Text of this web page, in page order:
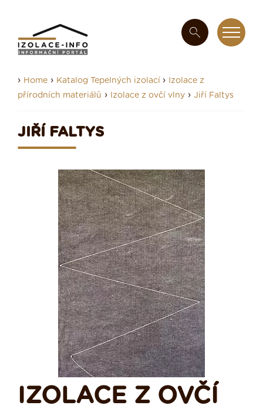
› Home › Katalog Tepelných izolací ›
Izolace z
přírodních materiálů › Izolace z ovčí vlny › Jiří Faltys
JIŘÍ FALTYS
IZOLACE Z OVČÍ